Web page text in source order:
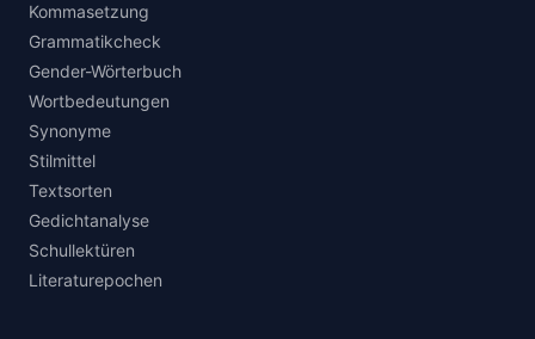
Kommasetzung
Grammatikcheck
Gender-Wörterbuch
Wortbedeutungen
Synonyme
Stilmittel
Textsorten
Gedichtanalyse
Schullektüren
Literaturepochen